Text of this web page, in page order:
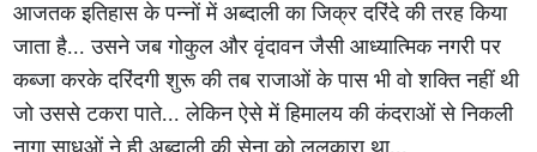
आजतक इतिहास के पन्नों में अब्दाली का जिक्र दरिंदे की तरह किया
जाता है... उसने जब गोकुल और वृंदावन जैसी आध्यात्मिक नगरी पर
कब्जा करके दरिंदगी शुरू की तब राजाओं के पास भी वो शक्ति नहीं थी
जो उससे टकरा पाते... लेकिन ऐसे में हिमालय की कंदराओं से निकली